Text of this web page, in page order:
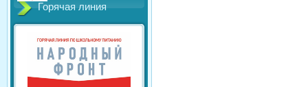
Горячая линия